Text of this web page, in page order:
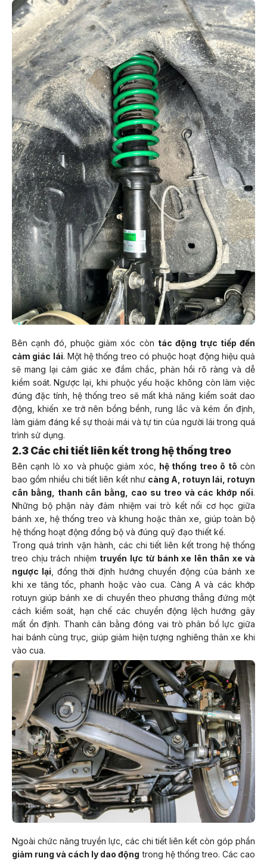
Bên cạnh đó, phuộc giảm xóc còn tác động trực tiếp đến
cảm giác lái. Một hệ thống treo có phuộc hoạt động hiệu quả
sẽ mang lại cảm giác xe đầm chắc, phản hồi rõ ràng và dễ
kiểm soát. Ngược lại, khi phuộc yếu hoặc không còn làm việc
đúng đặc tính, hệ thống treo sẽ mất khả năng kiểm soát dao
động, khiến xe trở nên bồng bềnh, rung lắc và kém ổn định,
làm giảm đáng kể sự thoải mái và tự tin của người lái trong quá
trình sử dụng.
2.3 Các chi tiết liên kết trong hệ thống treo
Bên cạnh lò xo và phuộc giảm xóc, hệ thống treo ô tô còn
bao gồm nhiều chi tiết liên kết như càng A, rotuyn lái, rotuyn
cân bằng, thanh cân bằng, cao su treo và các khớp nối.
Những bộ phận này đảm nhiệm vai trò kết nối cơ học giữa
bánh xe, hệ thống treo và khung hoặc thân xe, giúp toàn bộ
hệ thống hoạt động đồng bộ và đúng quỹ đạo thiết kế.
Trong quá trình vận hành, các chi tiết liên kết trong hệ thống
treo chịu trách nhiệm truyền lực từ bánh xe lên thân xe và
ngược lại , đồng thời định hướng chuyển động của bánh xe
khi xe tăng tốc, phanh hoặc vào cua. Càng A và các khớp
rotuyn giúp bánh xe di chuyển theo phương thẳng đứng một
cách kiểm soát, hạn chế các chuyển động lệch hướng gây
mất ổn định. Thanh cân bằng đóng vai trò phân bổ lực giữa
hai bánh cùng trục, giúp giảm hiện tượng nghiêng thân xe khi
vào cua.
Ngoài chức năng truyền lực, các chi tiết liên kết còn góp phần
giảm rung và cách ly dao động trong hệ thống treo. Các cao